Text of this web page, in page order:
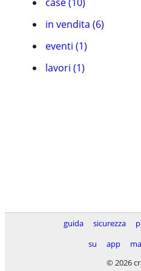
in vendita (6)
eventi (1)
lavori (1)
guida sicurezza
su
app
© 2026